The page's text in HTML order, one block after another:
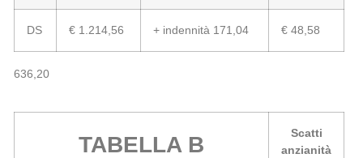
DS € 1.214,56 + indennità 171,04 € 48,58
636,20
TABELLA B
Scatti
anzianità